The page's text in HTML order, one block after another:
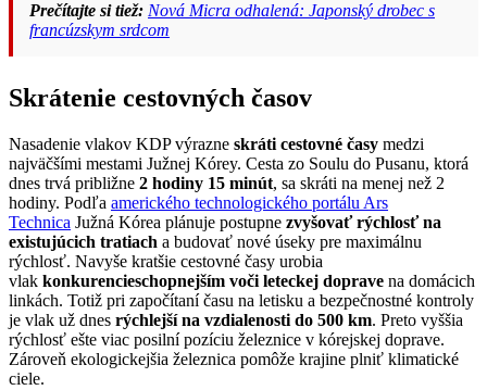
Prečítajte si tiež: Nová Micra odhalená: Japonský drobec s
francúzskym srdcom
Skrátenie cestovných časov
Nasadenie vlakov KDP výrazne skráti cestovné časy medzi
najväčšími mestami Južnej Kórey. Cesta zo Soulu do Pusanu, ktorá
dnes trvá približne 2 hodiny 15 minút, sa skráti na menej než 2
hodiny. Podľa amerického technologického portálu Ars
Technica Južná Kórea plánuje postupne zvyšovať rýchlosť na
existujúcich tratiach a budovať nové úseky pre maximálnu
rýchlosť. Navyše kratšie cestovné časy urobia
vlak konkurencieschopnejším voči leteckej doprave na domácich
linkách. Totiž pri započítaní času na letisku a bezpečnostné kontroly
je vlak už dnes rýchlejší na vzdialenosti do 500 km. Preto vyššia
rýchlosť ešte viac posilní pozíciu železnice v kórejskej doprave.
Zároveň ekologickejšia železnica pomôže krajine plniť klimatické
ciele.